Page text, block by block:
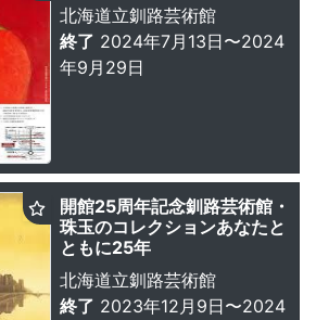
北海道立釧路芸術館
終了 2024年7月13日〜2024
年9月29日
開館25周年記念釧路芸術館・
珠玉のコレクションあなたと
ともに25年
北海道立釧路芸術館
終了 2023年12月9日〜2024